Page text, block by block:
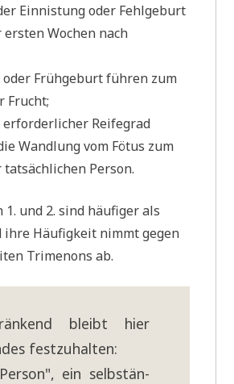
Ein­ni­stung oder Fehl­ge­burt
Wochen nach
Früh­ge­burt füh­ren zum
Frucht;
erfor­der­li­cher Rei­fe­grad
Wand­lung vom Fötus zum
Person.
1. und 2. sind häu­fi­ger als
ihre Häu­fig­keit nimmt gegen
Tri­me­nons ab.
bleibt hier
festzuhalten:
ein selb­stän­